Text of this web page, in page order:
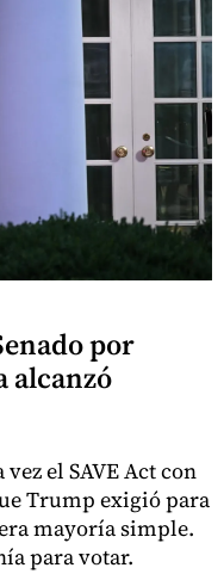
por
alcanzó
el SAVE Act con
Trump exigió para
mayoría simple.
para votar.